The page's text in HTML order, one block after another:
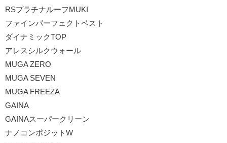
RSプラチナルーフMUKI
ファインパーフェクトベスト
ダイナミックTOP
アレスシルクウォール
MUGA ZERO
MUGA SEVEN
MUGA FREEZA
GAINA
GAINAスーパークリーン
ナノコンポジットW